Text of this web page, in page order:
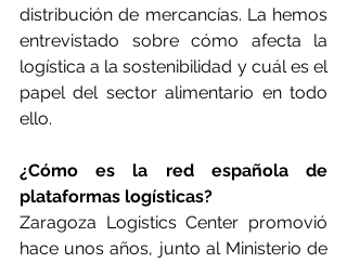
distribución de mercancías. La hemos
entrevistado sobre cómo afecta la
logística a la sostenibilidad y cuál es el
papel del sector alimentario en todo
ello.
¿Cómo es la red española de
plataformas logísticas?
Zaragoza Logistics Center promovió
hace unos años, junto al Ministerio de